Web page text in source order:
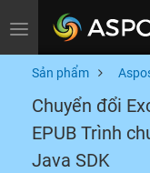
Toggle navigation
Sản phẩm
Chuyển đổi
EPUB Trình
Java SDK